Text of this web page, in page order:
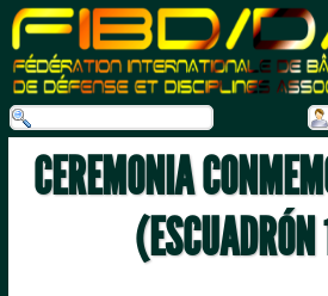
CEREMONIA